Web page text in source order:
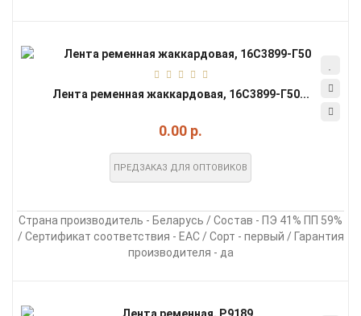
Лента ременная жаккардовая, 16С3899-Г50...
0.00 р.
ПРЕДЗАКАЗ ДЛЯ ОПТОВИКОВ
Страна производитель - Беларусь / Состав - ПЭ 41% ПП 59%
/ Сертификат соответствия - EAC / Сорт - первый / Гарантия
производителя - да